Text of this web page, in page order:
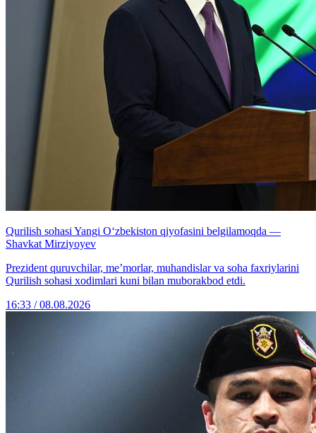
Qurilish sohasi Yangi O‘zbekiston qiyofasini belgilamoqda —
Shavkat Mirziyoyev
Prezident quruvchilar, me’morlar, muhandislar va soha faxriylarini
Qurilish sohasi xodimlari kuni bilan muborakbod etdi.
16:33 / 08.08.2026